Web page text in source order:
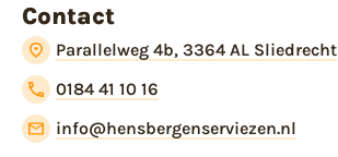
Contact
Parallelweg 4b, 3364 AL Sliedrecht
0184 41 10 16
info@hensbergenserviezen.nl